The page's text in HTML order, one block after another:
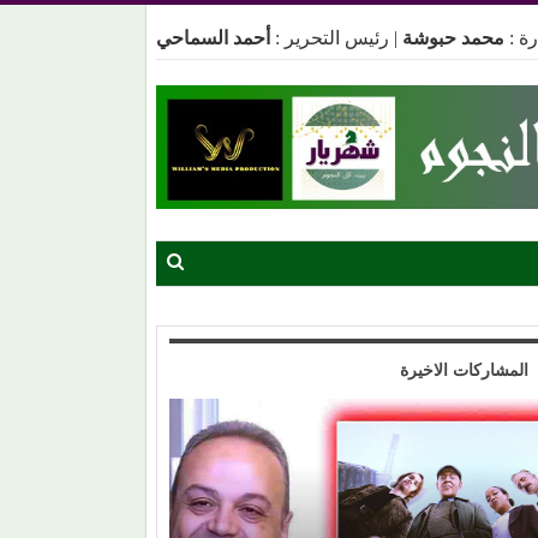
: محمد حبوشة | رئيس التحرير : أحمد السماحي
المشاركات الاخيرة